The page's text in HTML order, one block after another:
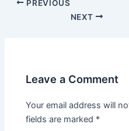
PREVIOUS
NEXT
Leave a Comment
Your email address will
fields are marked *